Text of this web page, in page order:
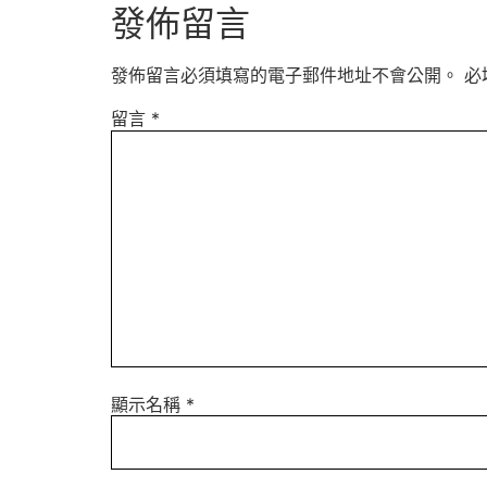
發佈留言
發佈留言必須填寫的電子郵件地址不會公開。 必
留言 *
顯示名稱 *